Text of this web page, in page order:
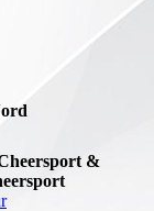
&